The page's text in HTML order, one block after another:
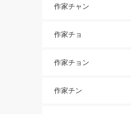
作家チャン
作家チョ
作家チョン
作家チン